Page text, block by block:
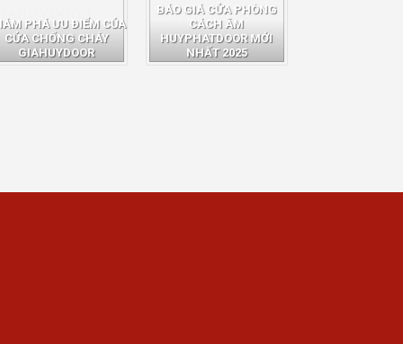
PHÁ ƯU ĐIỂM CỦA
CỬA CHỐNG CHÁY
GIAHUYDOOR
BÁO GIÁ CỬA PHÒNG
CÁCH ÂM
HUYPHATDOOR MỚI
NHẤT 2025